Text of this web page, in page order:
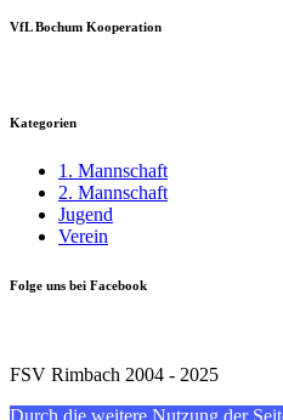
VfL Bochum Kooperation
Kategorien
1. Mannschaft
2. Mannschaft
Jugend
Verein
Folge uns bei Facebook
FSV Rimbach 2004 - 2025